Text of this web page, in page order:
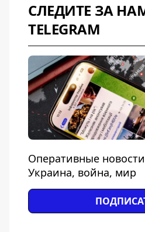
СЛЕДИТЕ ЗА
TELEGRAM
Оперативные
Украина, война, мир